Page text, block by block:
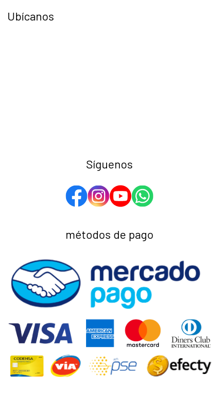
Ubícanos
Síguenos
métodos de pago